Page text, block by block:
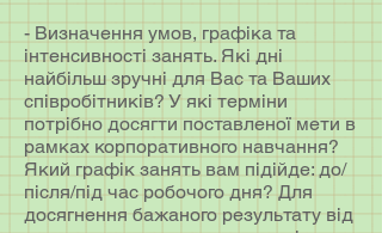
- Визначення умов, графіка та
інтенсивності занять. Які дні
найбільш зручні для Вас та Ваших
співробітників? У які терміни
потрібно досягти поставленої мети в
рамках корпоративного навчання?
Який графік занять вам підійде: до/
після/під час робочого дня? Для
досягнення бажаного результату від